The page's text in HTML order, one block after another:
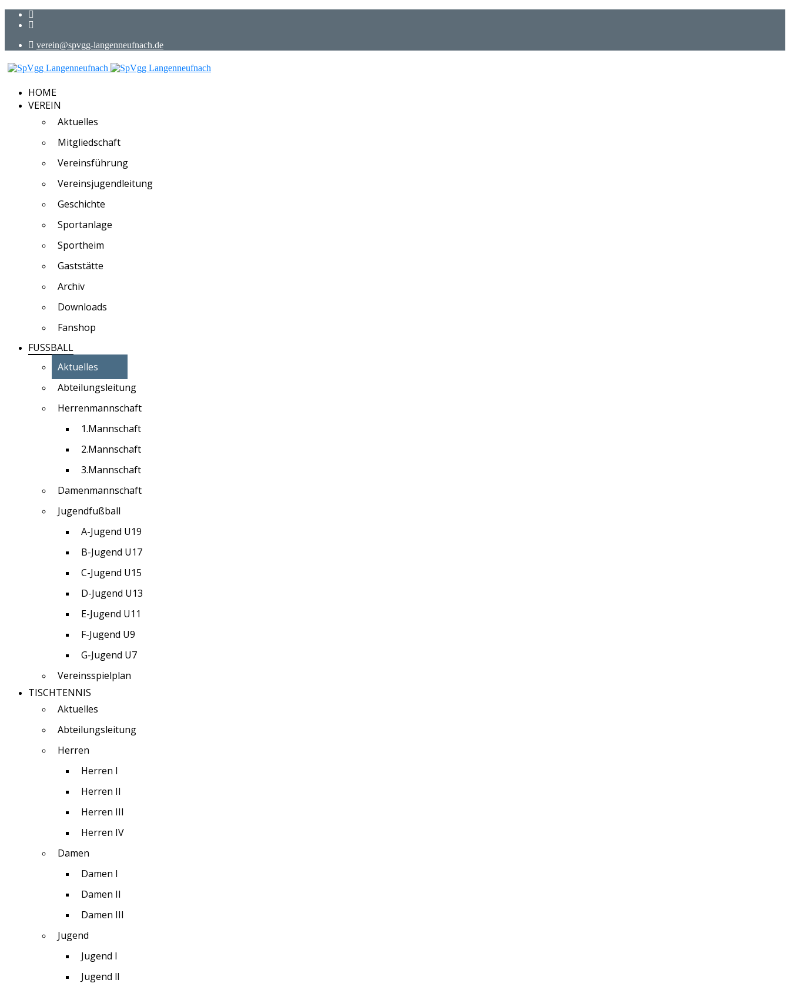
verein@spvgg-langenneufnach.de
HOME
VEREIN
Aktuelles
Mitgliedschaft
Vereinsführung
Vereinsjugendleitung
Geschichte
Sportanlage
Sportheim
Gaststätte
Archiv
Downloads
Fanshop
FUSSBALL
Aktuelles
Abteilungsleitung
Herrenmannschaft
1.Mannschaft
2.Mannschaft
3.Mannschaft
Damenmannschaft
Jugendfußball
A-Jugend U19
B-Jugend U17
C-Jugend U15
D-Jugend U13
E-Jugend U11
F-Jugend U9
G-Jugend U7
Vereinsspielplan
TISCHTENNIS
Aktuelles
Abteilungsleitung
Herren
Herren I
Herren II
Herren III
Herren IV
Damen
Damen I
Damen II
Damen III
Jugend
Jugend I
Jugend ll